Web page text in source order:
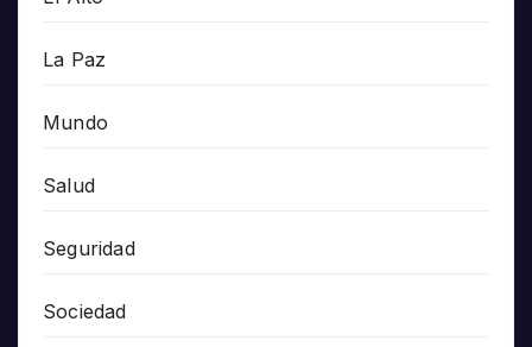
La Paz
Mundo
Salud
Seguridad
Sociedad